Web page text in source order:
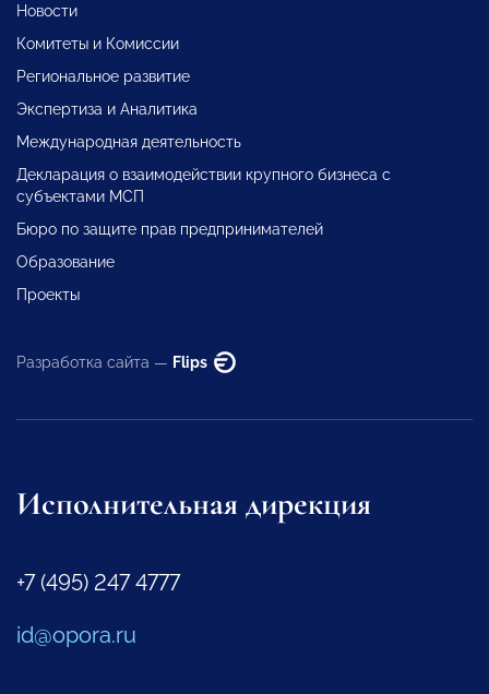
Новости
Комитеты и Комиссии
Региональное развитие
Экспертиза и Аналитика
Международная деятельность
Декларация о взаимодействии крупного бизнеса с
субъектами МСП
Бюро по защите прав предпринимателей
Образование
Проекты
Разработка сайта — Flips
Исполнительная дирекция
+7 (495) 247 4777
id@opora.ru